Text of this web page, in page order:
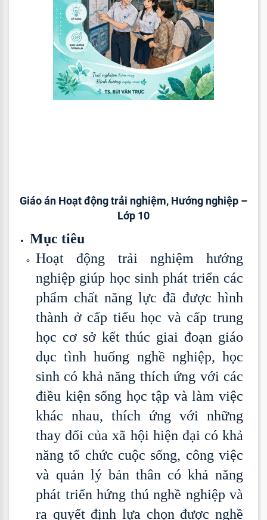
Giáo án Hoạt động trải nghiệm, Hướng nghiệp –
Lớp 10
Mục tiêu
Hoạt động trải nghiệm hướng
nghiệp giúp học sinh phát triển các
phẩm chất năng lực đã được hình
thành ở cấp tiểu học và cấp trung
học cơ sở kết thúc giai đoạn giáo
dục tình huống nghề nghiệp, học
sinh có khả năng thích ứng với các
điều kiện sống học tập và làm việc
khác nhau, thích ứng với những
thay đổi của xã hội hiện đại có khả
năng tổ chức cuộc sống, công việc
và quản lý bản thân có khả năng
phát triển hứng thú nghề nghiệp và
ra quyết định lựa chọn được nghề